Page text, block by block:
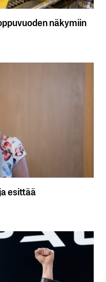
näkymiin
esittää